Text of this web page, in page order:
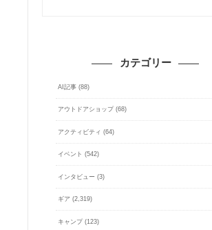
カテゴリー
AI記事 (88)
アウトドアショップ (68)
アクティビティ (64)
イベント (542)
インタビュー (3)
ギア (2,319)
キャンプ (123)